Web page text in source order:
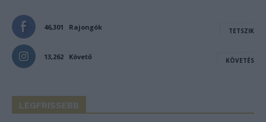
46,301 Rajongók TETSZIK
13,262 Követő KÖVETÉS
LEGFRISSEBB